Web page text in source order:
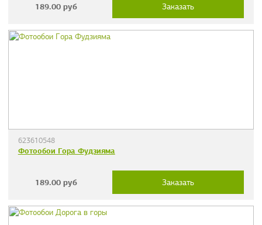
189.00 руб Заказать
623610548
Фотообои Гора Фудзияма
189.00 руб Заказать